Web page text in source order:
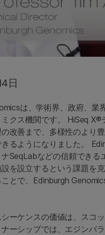
日
は、学術界、政府、業
ミクス機関です。 HiSeq
改善まで、多様性のより
るようになりました。
SeqLabなどの信頼でき
を設立するという課題を
とで、Edinburgh
ーケンスの価値は、スコ
ーシップでは、エジンバ